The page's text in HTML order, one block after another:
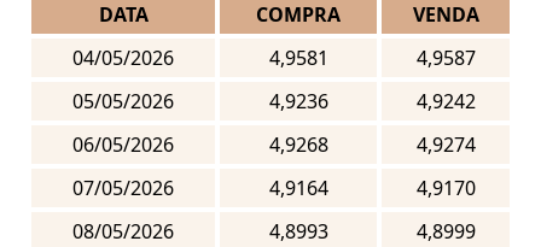
DATA
COMPRA
VENDA
04/05/2026
4,9581
4,9587
05/05/2026
4,9236
4,9242
06/05/2026
4,9268
4,9274
07/05/2026
4,9164
4,9170
08/05/2026
4,8993
4,8999